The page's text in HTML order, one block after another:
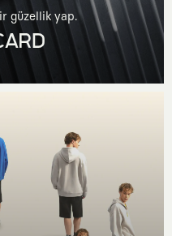
güzellik yap.